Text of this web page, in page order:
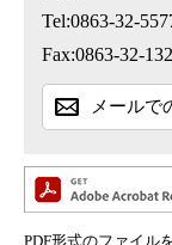
Tel:0863-32-
Fax:0863-32-
メールで
PDF形式のファイル